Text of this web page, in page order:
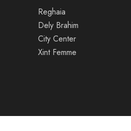
Reghaia
Dely Brahim
City Center
Xint Femme